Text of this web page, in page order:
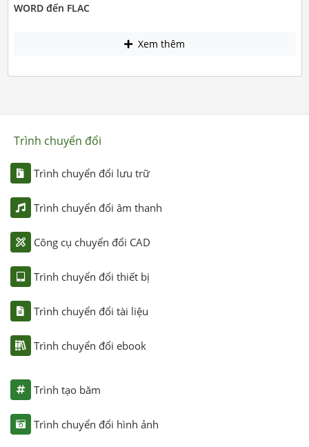
WORD đến FLAC
Xem thêm
Trình chuyển đổi
Trình chuyển đổi lưu trữ
Trình chuyển đổi âm thanh
Công cụ chuyển đổi CAD
Trình chuyển đổi thiết bị
Trình chuyển đổi tài liệu
Trình chuyển đổi ebook
Trình tạo băm
Trình chuyển đổi hình ảnh